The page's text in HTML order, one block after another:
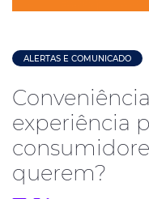
ALERTAS E COMUNICADO
experiência
querem?